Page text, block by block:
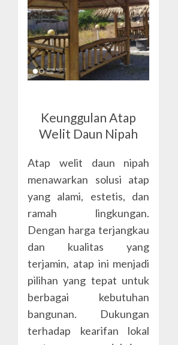
Keunggulan Atap
Welit Daun Nipah
Atap welit daun nipah
menawarkan solusi atap
yang alami, estetis, dan
ramah lingkungan.
Dengan harga terjangkau
dan kualitas yang
terjamin, atap ini menjadi
pilihan yang tepat untuk
berbagai kebutuhan
bangunan. Dukungan
terhadap kearifan lokal